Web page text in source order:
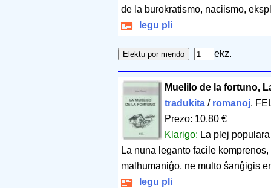
de la burokratismo, naciismo,
legu pli
ekz.
Muelilo de la fortuno,
tradukita / romanoj.
Prezo: 10.80 €
Klarigo: La plej
La nuna leganto facile
malhumaniĝo, ne multo ŝanĝigis
legu pli